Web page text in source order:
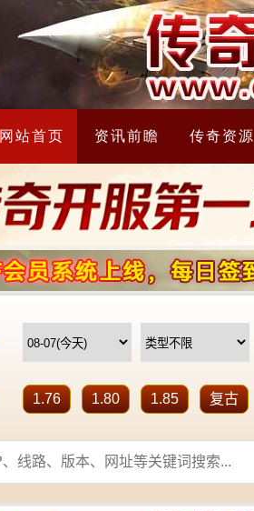
网站首页 资讯前瞻 传奇资源